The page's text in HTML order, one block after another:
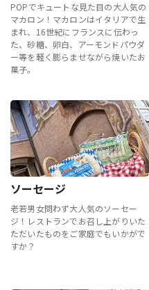
POPでキュートな見た目の大人気の
マカロン！マカロンはイタリアで生
まれ、16世紀にフランスに伝わっ
た、砂糖、卵白、アーモンドパウダ
ー等を軽く膨らませながら焼いたお
菓子。
ソーセージ
老若男女問わず大人気のソーセー
ジ！レストランでお召し上がりいた
ただいたものをご家庭でもいかがで
すか？